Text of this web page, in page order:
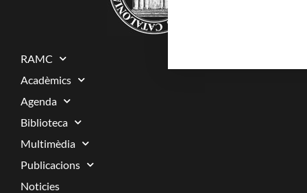
RAMC
Acadèmics
Agenda
Biblioteca
Multimèdia
Publicacions
Noticies